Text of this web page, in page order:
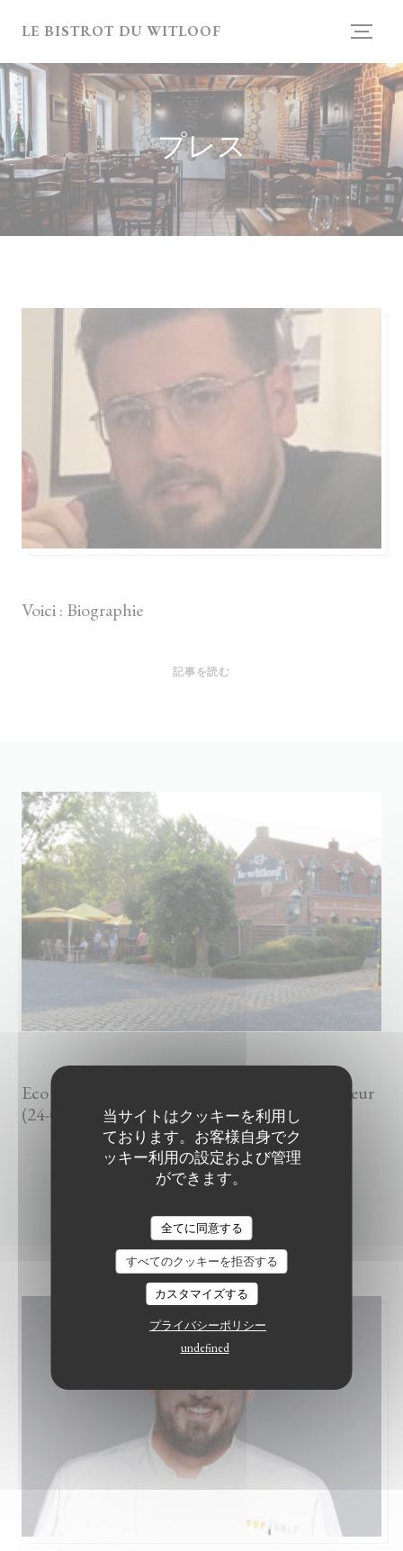
当サイトはクッキーを利用し
ております。お客様自身でク
ッキー利用の設定および管理
ができます。
全てに同意する
すべてのクッキーを拒否する
カスタマイズする
プライバシーポリシー
undefined
LE BISTROT DU WITLOOF
プレス
Voici : Biographie
記事を読む
Eco 121 : Le Witloof : nouveau départ prometteur
(24-08-2018)
2023/03/05
記事を読む((新しいウィンドウで開きます))
LE BISTROT DU WITLOOF